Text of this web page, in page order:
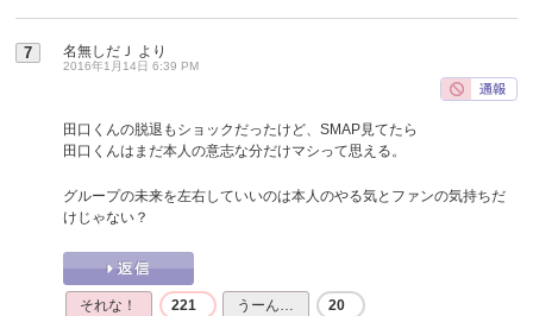
7 名無しだＪ より
2016年1月14日 6:39 PM
田口くんの脱退もショックだったけど、SMAP見てたら
田口くんはまだ本人の意志な分だけマシって思える。
グループの未来を左右していいのは本人のやる気とファンの気持ちだ
けじゃない？
それな！ 221 うーん… 20